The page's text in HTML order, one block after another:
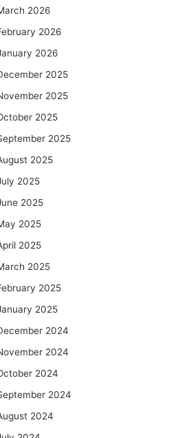
2026
2026
2026
2025
2025
2025
2025
2025
2025
2025
2025
2025
2025
2025
2025
2024
2024
2024
2024
2024